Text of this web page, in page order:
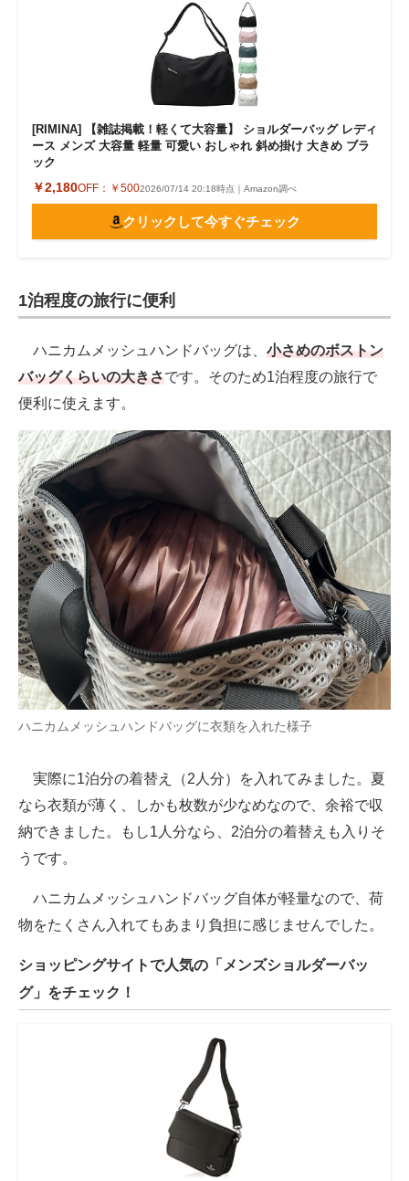
[RIMINA] 【雑誌掲載！軽くて大容量】 ショルダーバッグ レディ
ース メンズ 大容量 軽量 可愛い おしゃれ 斜め掛け 大きめ ブラ
ック
￥2,180OFF： ￥5002026/07/14 20:18時点｜Amazon調べ
クリックして今すぐチェック
1泊程度の旅行に便利
ハニカムメッシュハンドバッグは、 小さめのボストン
バッグくらいの大きさです。そのため1泊程度の旅行で
便利に使えます。
ハニカムメッシュハンドバッグに衣類を入れた様子
実際に1泊分の着替え（2人分）を入れてみました。夏
なら衣類が薄く、しかも枚数が少なめなので、余裕で収
納できました。もし1人分なら、2泊分の着替えも入りそ
うです。
ハニカムメッシュハンドバッグ自体が軽量なので、荷
物をたくさん入れてもあまり負担に感じませんでした。
ショッピングサイトで人気の「メンズショルダーバッ
グ」をチェック！